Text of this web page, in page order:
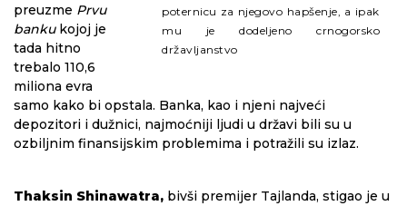
poternicu za njegovo hapšenje, a ipak
mu je dodeljeno crnogorsko
državljanstvo
preuzme Prvu
bankukojoj je
tada hitno
trebalo 110,6
miliona evra
samo kako bi opstala. Banka, kao i njeni najveći
depozitori i dužnici, najmoćniji ljudi u državi bili su u
ozbiljnim finansijskim problemima i potražili su izlaz.
Thaksin Shinawatra, bivši premijer Tajlanda, stigao je u